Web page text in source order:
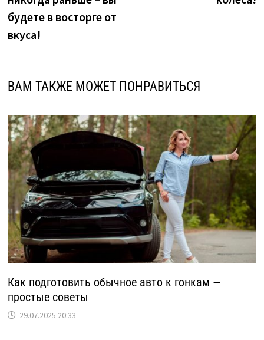
будете в восторге от
вкуса!
ВАМ ТАКЖЕ МОЖЕТ ПОНРАВИТЬСЯ
Как подготовить обычное авто к гонкам —
простые советы
29.07.2025 20:33